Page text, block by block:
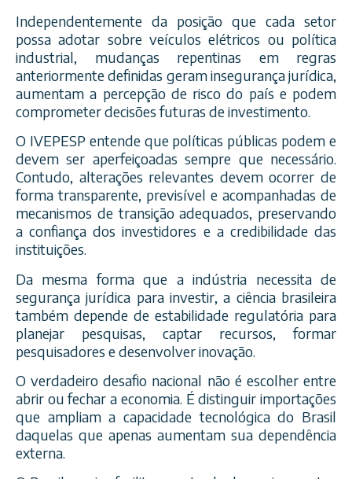
Independentemente da posição que cada setor
possa adotar sobre veículos elétricos ou política
industrial, mudanças repentinas em regras
anteriormente definidas geram insegurança jurídica,
aumentam a percepção de risco do país e podem
comprometer decisões futuras de investimento.
O IVEPESP entende que políticas públicas podem e
devem ser aperfeiçoadas sempre que necessário.
Contudo, alterações relevantes devem ocorrer de
forma transparente, previsível e acompanhadas de
mecanismos de transição adequados, preservando
a confiança dos investidores e a credibilidade das
instituições.
Da mesma forma que a indústria necessita de
segurança jurídica para investir, a ciência brasileira
também depende de estabilidade regulatória para
planejar pesquisas, captar recursos, formar
pesquisadores e desenvolver inovação.
O verdadeiro desafio nacional não é escolher entre
abrir ou fechar a economia. É distinguir importações
que ampliam a capacidade tecnológica do Brasil
daquelas que apenas aumentam sua dependência
externa.